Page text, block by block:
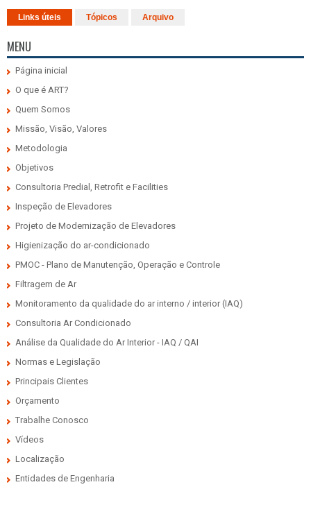
Links úteis Tópicos Arquivo
MENU
Página inicial
O que é ART?
Quem Somos
Missão, Visão, Valores
Metodologia
Objetivos
Consultoria Predial, Retrofit e Facilities
Inspeção de Elevadores
Projeto de Modernização de Elevadores
Higienização do ar-condicionado
PMOC - Plano de Manutenção, Operação e Controle
Filtragem de Ar
Monitoramento da qualidade do ar interno / interior (IAQ)
Consultoria Ar Condicionado
Análise da Qualidade do Ar Interior - IAQ / QAI
Normas e Legislação
Principais Clientes
Orçamento
Trabalhe Conosco
Vídeos
Localização
Entidades de Engenharia